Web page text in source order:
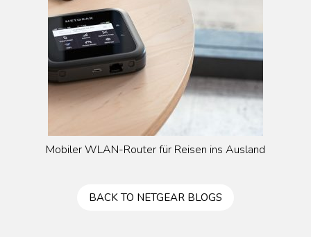
Mobiler WLAN-Router für Reisen ins Ausland
BACK TO NETGEAR BLOGS